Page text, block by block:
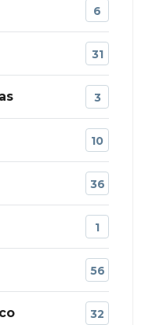
6
31
3
10
36
1
56
32